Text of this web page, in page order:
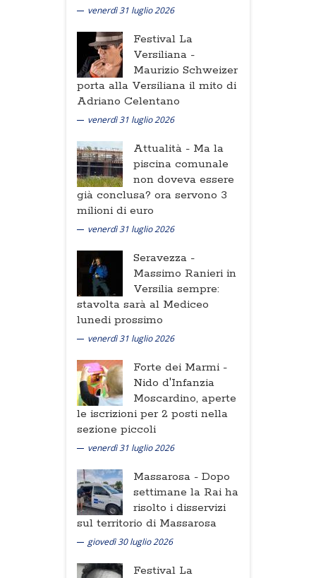
venerdì 31 luglio 2026
Festival La
Versiliana -
Maurizio Schweizer
porta alla Versiliana il mito di
Adriano Celentano
venerdì 31 luglio 2026
Attualità - Ma la
piscina comunale
non doveva essere
già conclusa? ora servono 3
milioni di euro
venerdì 31 luglio 2026
Seravezza -
Massimo Ranieri in
Versilia sempre:
stavolta sarà al Mediceo
lunedi prossimo
venerdì 31 luglio 2026
Forte dei Marmi -
Nido d'Infanzia
Moscardino, aperte
le iscrizioni per 2 posti nella
sezione piccoli
venerdì 31 luglio 2026
Massarosa - Dopo
settimane la Rai ha
risolto i disservizi
sul territorio di Massarosa
giovedì 30 luglio 2026
Festival La